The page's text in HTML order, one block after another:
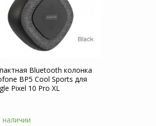
Bluetooth колонка
BP5 Cool Sports для
Pixel 10 Pro XL
наличии